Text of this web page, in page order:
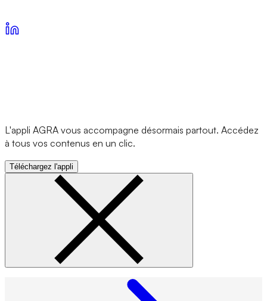
L'appli AGRA vous accompagne désormais partout. Accédez
à tous vos contenus en un clic.
Téléchargez l'appli